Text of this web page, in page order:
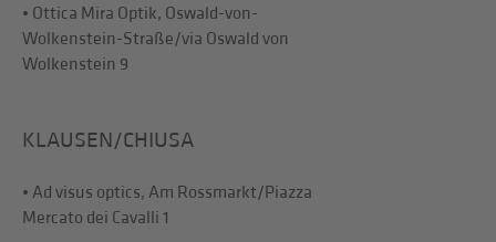
• Ottica Mira Optik, Oswald-von-
Wolkenstein-Straße/via Oswald von
Wolkenstein 9
KLAUSEN/CHIUSA
• Ad visus optics, Am Rossmarkt/Piazza
Mercato dei Cavalli 1